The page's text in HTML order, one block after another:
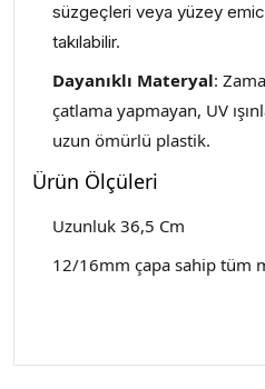
süzgeçleri veya yüzey
takılabilir.
Dayanıklı Materyal:
çatlama yapmayan, UV
uzun ömürlü plastik.
Ürün Ölçüleri
Uzunluk 36,5 Cm
12/16mm çapa sahip tüm